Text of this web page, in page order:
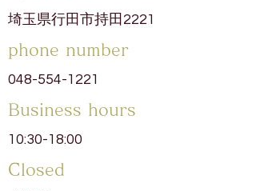
埼玉県行田市持田2221
phone number
048-554-1221
​Business hours
10:30-18:00
​Closed